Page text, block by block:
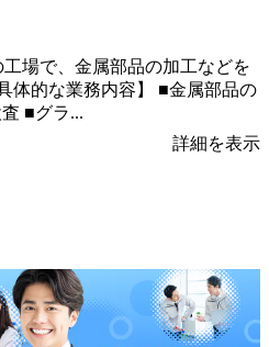
場で、金属部品の加工などを
的な業務内容】 ■金属部品の
■グラ...
詳細を表示